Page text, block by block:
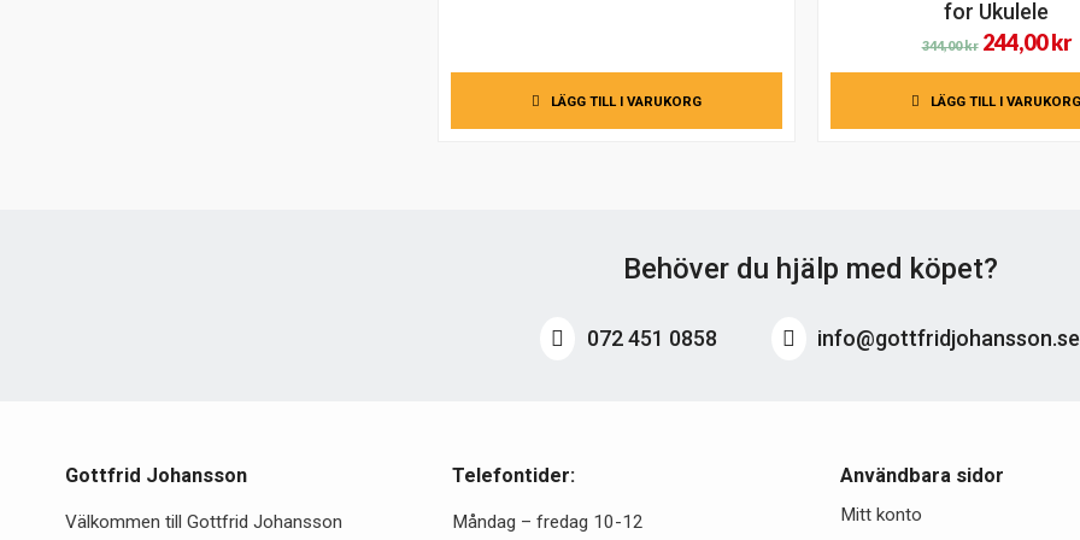
LÄGG TILL I VARUKORG
for Ukulele
344,00kr Det
priset
244,00kr
LÄGG TILL I VARUKORG
Behöver du hjälp med köpet?
072 451 0858 info@gottfridjohansson.se
Gottfrid Johansson
Välkommen till Gottfrid Johansson
Telefontider:
Måndag – fredag 10-12
Användbara sidor
Mitt konto